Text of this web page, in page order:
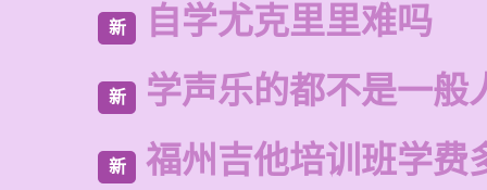
新 自学尤克里里难吗
新 学声乐的都不是一般
新 福州吉他培训班学费